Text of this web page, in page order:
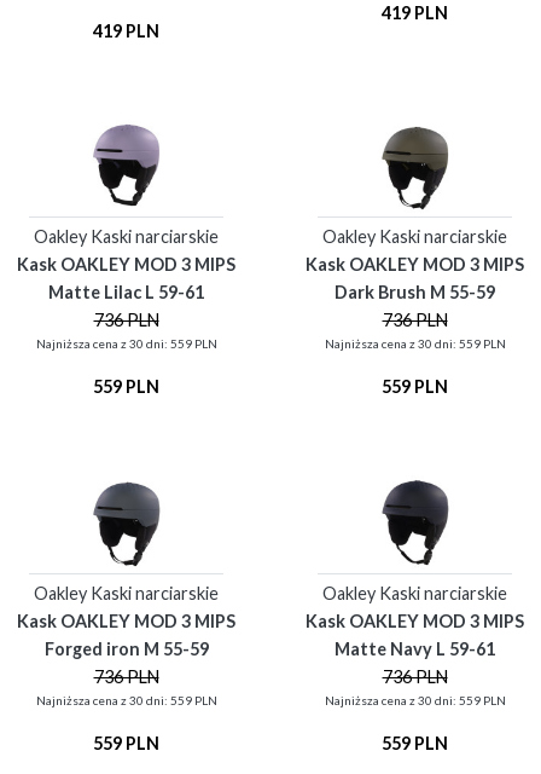
419 PLN
419 PLN
Oakley Kaski narciarskie
Kask OAKLEY MOD 3 MIPS
Matte Lilac L 59-61
736 PLN
Najniższa cena z 30 dni: 559 PLN
559 PLN
Oakley Kaski narciarskie
Kask OAKLEY MOD 3 MIPS
Dark Brush M 55-59
736 PLN
Najniższa cena z 30 dni: 559 PLN
559 PLN
Oakley Kaski narciarskie
Kask OAKLEY MOD 3 MIPS
Forged iron M 55-59
736 PLN
Najniższa cena z 30 dni: 559 PLN
559 PLN
Oakley Kaski narciarskie
Kask OAKLEY MOD 3 MIPS
Matte Navy L 59-61
736 PLN
Najniższa cena z 30 dni: 559 PLN
559 PLN